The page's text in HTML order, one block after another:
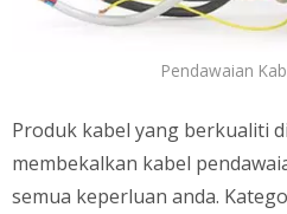
Pendawaian
Produk kabel yang berkualiti
membekalkan kabel
semua keperluan anda.